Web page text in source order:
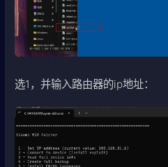
选1，并输入路由器的ip地址：